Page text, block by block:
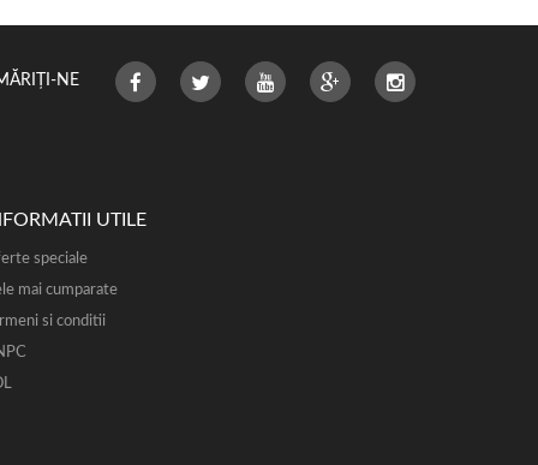
NE
UTILE
speciale
mai cumparate
si conditii